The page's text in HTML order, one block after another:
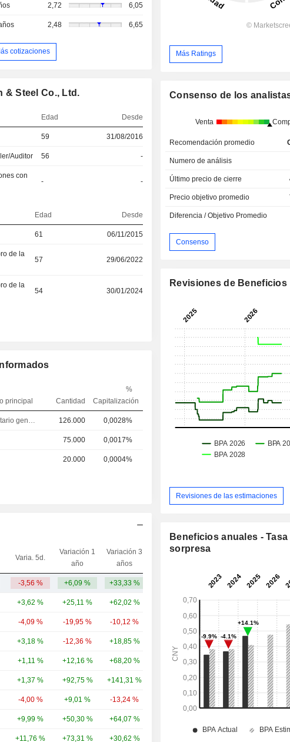
2,72 6,05
2,48 6,65
cotizaciones
& Steel Co., Ltd.
Edad Desde
59 31/08/2016
Auditor 56 -
con
- -
Edad Desde
61 06/11/2015
de la
57 29/06/2022
de la
54 30/01/2024
principal Cantidad
%
Capitalización
Secretario general 126.000 0,0028%
75.000 0,0017%
20.000 0,0004%
Varia. 5d.
Variación 1
año
Variación 3
años
-3,56 % +6,09 % +33,33 %
+3,62 % +25,11 % +62,02 % 34,14 mil M
-4,09 % -19,95 % -10,12 % 18,56 mil M
+3,18 % -12,36 % +18,85 %
+1,11 % +12,16 % +68,20 % 11,94 mil M
+1,37 % +92,75 % +141,31 % 11,01 mil M
-4,00 % +9,01 % -13,24 %
+9,99 % +50,30 % +64,07 %
+11,76 % +73,31 % +30,62 %
Más Ratings
Consenso de los
Venta
Recomendación promedio
Numero de análisis
Último precio de cierre
Precio objetivo promedio
Diferencia / Objetivo Promedio
Consenso
Revisiones de Beneficios
Revisiones de las estimaciones
Beneficios anuales - Tasa
sorpresa